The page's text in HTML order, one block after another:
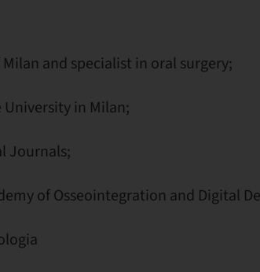
and specialist in oral surgery;
University in Milan;
Journals;
of Osseointegration and Digital